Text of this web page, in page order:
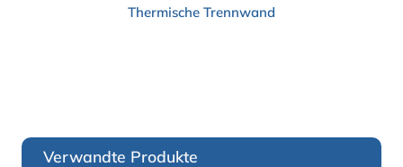
Thermische Trennwand
Verwandte Produkte